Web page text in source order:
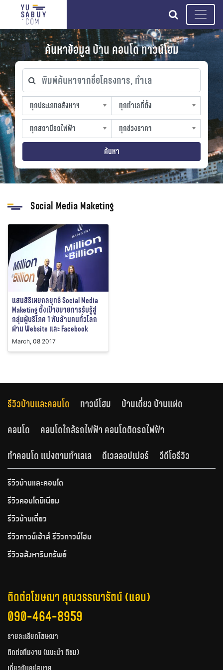
search
ค้นหาข้อมูล บ้าน คอนโด ทาวน์โฮม
พิมพ์ค้นหาจากชื่อโครงการ, ทำเล
ทุกประเภทอสังหาฯ
ทุกประเภทอสังหาฯ
sproperty
ทุกทำเลที่ตั้ง
ทุกทำเลที่ตั้ง
slocation
ทุกสถานีรถไฟฟ้า
ทุกสถานีรถไฟฟ้า
strain-station
ทุกช่วงราคา
ทุกช่วงราคา
sprice
ค้นหา
Social Media Maketing
แสนสิริเผยกลยุทธ์ Social Media
Maketing ตั้งเป้าขยายการรับรู้สู่
กลุ่มผู้บริโภค 1 พันล้านคนทั่วโลก
ผ่าน Website และ Facebook
March, 08 2017
รีวิวบ้านและคอนโด ทาวน์โฮม
บ้านเดี่ยว บ้านแฝด
คอนโด
คอนโดใกล้รถไฟฟ้า คอนโดติดรถไฟฟ้า
ทำคอนโด แบ่งตามทำเลเล
ดีเวลลอปเปอร์ วีดีโอรีวิว
รีวิวบ้านและคอนโด
รีวิวคอนโดมิเนียม
รีวิวบ้านเดี่ยว
รีวิวทาวน์เฮ้าส์ รีวิวทาวน์โฮม
รีวิวอสังหาริมทรัพย์
ติดต่อโฆษณา คุณวรรณารัตน์ (แอน)
090-464-8959
รายละเอียดโฆษณา
ติดต่อทีมงาน (แนะนำ ติชม)